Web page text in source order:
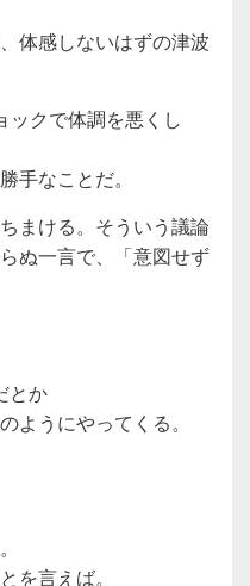
体感しないはずの津波
ックで体調を悪くし
手なことだ。
まける。そういう議論
ぬ一言で、「意図せず
とか
ようにやってくる。
を言えば。